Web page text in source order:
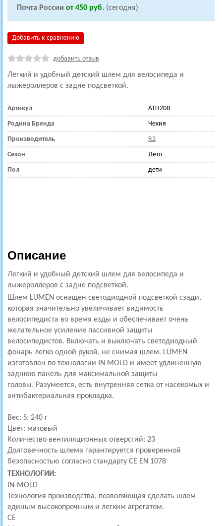
Почта России от 450 руб. (сегодня)
Добавить к сравнению
добавить отзыв
Легкий и удобный детский шлем для велосипеда и
лыжероллеров с задне подсветкой.
Артикул ATH20B
Родина Бренда Чехия
Производитель R2
Сезон Лето
Пол дети
Описание
Легкий и удобный детский шлем для велосипеда и
лыжероллеров с задне подсветкой.
Шлем LUMEN оснащен светодиодной подсветкой сзади,
которая значительно увеличивает видимость
велосипедиста во время езды и обеспечивает очень
желательное усиление пассивной защиты
велосипедистов. Включать и выключать светодиодный
фонарь легко одной рукой, не снимая шлем. LUMEN
изготовлен по технологии IN MOLD и имеет удлиненную
заднюю панель для максимальной защиты
головы. Разумеется, есть внутренняя сетка от насекомых и
антибактериальная прокладка.
Вес: S: 240 г
Цвет: матовый
Количество вентиляционных отверстий: 23
Долговечность шлема гарантируется проверенной
безопасностью согласно стандарту CE EN 1078
ТЕХНОЛОГИИ:
IN-MOLD
Технология производства, позволяющая сделать шлем
единым высокопрочным и легким агрегатом.
CE